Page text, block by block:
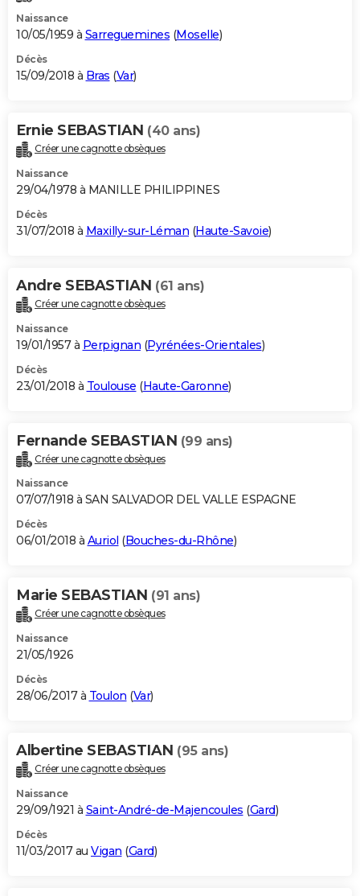
Naissance
10/05/1959 à Sarreguemines (Moselle)
Décès
15/09/2018 à Bras (Var)
Ernie SEBASTIAN (40 ans)
Créer une cagnotte obsèques
Naissance
29/04/1978 à MANILLE PHILIPPINES
Décès
31/07/2018 à Maxilly-sur-Léman (Haute-Savoie)
Andre SEBASTIAN (61 ans)
Créer une cagnotte obsèques
Naissance
19/01/1957 à Perpignan (Pyrénées-Orientales)
Décès
23/01/2018 à Toulouse (Haute-Garonne)
Fernande SEBASTIAN (99 ans)
Créer une cagnotte obsèques
Naissance
07/07/1918 à SAN SALVADOR DEL VALLE ESPAGNE
Décès
06/01/2018 à Auriol (Bouches-du-Rhône)
Marie SEBASTIAN (91 ans)
Créer une cagnotte obsèques
Naissance
21/05/1926
Décès
28/06/2017 à Toulon (Var)
Albertine SEBASTIAN (95 ans)
Créer une cagnotte obsèques
Naissance
29/09/1921 à Saint-André-de-Majencoules (Gard)
Décès
11/03/2017 au Vigan (Gard)